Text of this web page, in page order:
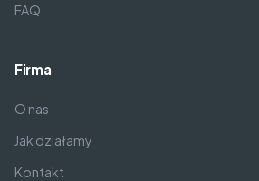
FAQ
Firma
O nas
Jak działamy
Kontakt